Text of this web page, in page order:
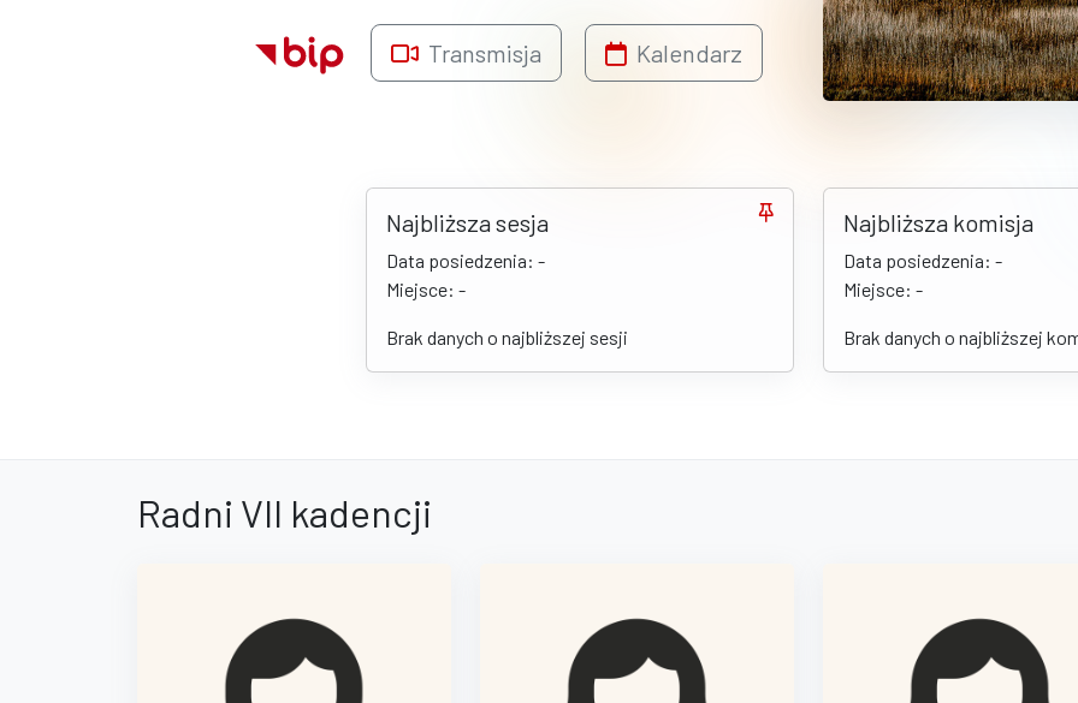
Transmisja Kalendarz
Najbliższa sesja
Data posiedzenia: -
Miejsce: -
Brak danych o najbliższej sesji
Najbliższa komisja
Data posiedzenia: -
Miejsce: -
Brak danych o najbliższej
Radni VII kadencji